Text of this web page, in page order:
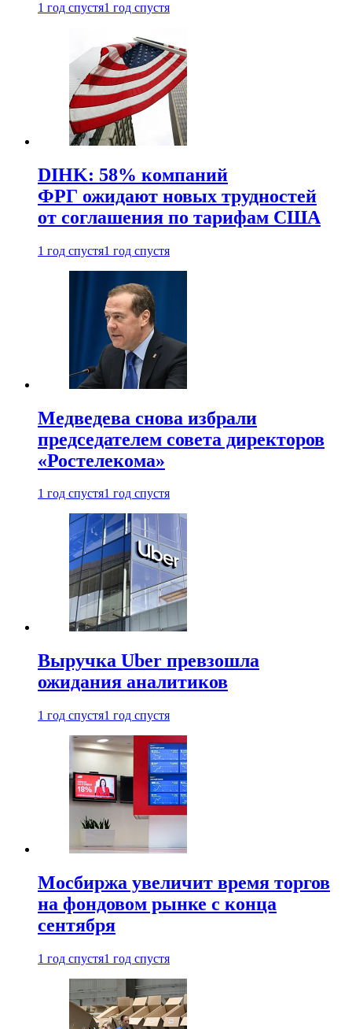
1 год спустя1 год спустя
DIHK: 58% компаний
ФРГ ожидают новых трудностей
от соглашения по тарифам США
1 год спустя1 год спустя
Медведева снова избрали
председателем совета директоров
«Ростелекома»
1 год спустя1 год спустя
Выручка Uber превзошла
ожидания аналитиков
1 год спустя1 год спустя
Мосбиржа увеличит время торгов
на фондовом рынке с конца
сентября
1 год спустя1 год спустя